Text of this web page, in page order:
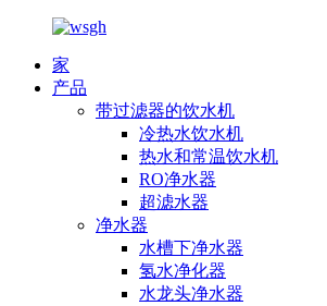
家
产品
带过滤器的饮水机
冷热水饮水机
热水和常温饮水机
RO净水器
超滤水器
净水器
水槽下净水器
氢水净化器
水龙头净水器